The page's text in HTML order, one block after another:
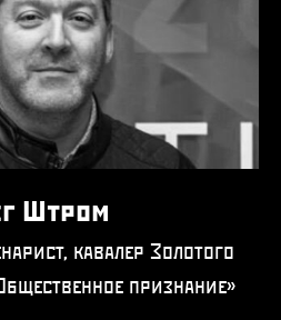
Штром
кавалер Золотого
признание»